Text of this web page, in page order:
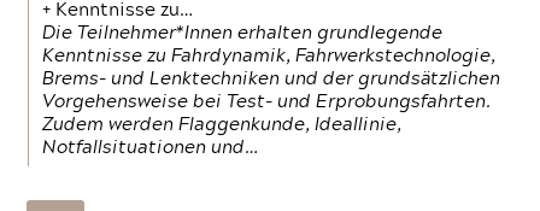
+ Kenntnisse zu…
Die Teilnehmer*Innen erhalten grundlegende
Kenntnisse zu Fahrdynamik, Fahrwerkstechnologie,
Brems- und Lenktechniken und der grundsätzlichen
Vorgehensweise bei Test- und Erprobungsfahrten.
Zudem werden Flaggenkunde, Ideallinie,
Notfallsituationen und…